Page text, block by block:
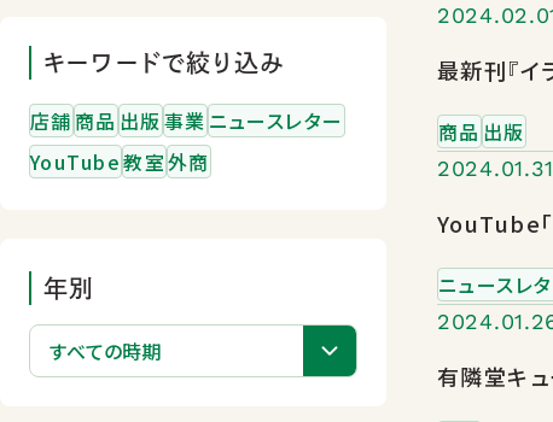
店舗一覧
キーワードで絞り込み
店舗 商品 出版事業 ニュースレター
YouTube教室外商
年別
最新刊『イ
商品 出版
2024.01.31
YouTube
ニュースレ
有隣堂キ